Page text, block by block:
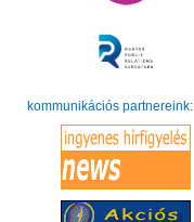
kommunikációs partnereink: